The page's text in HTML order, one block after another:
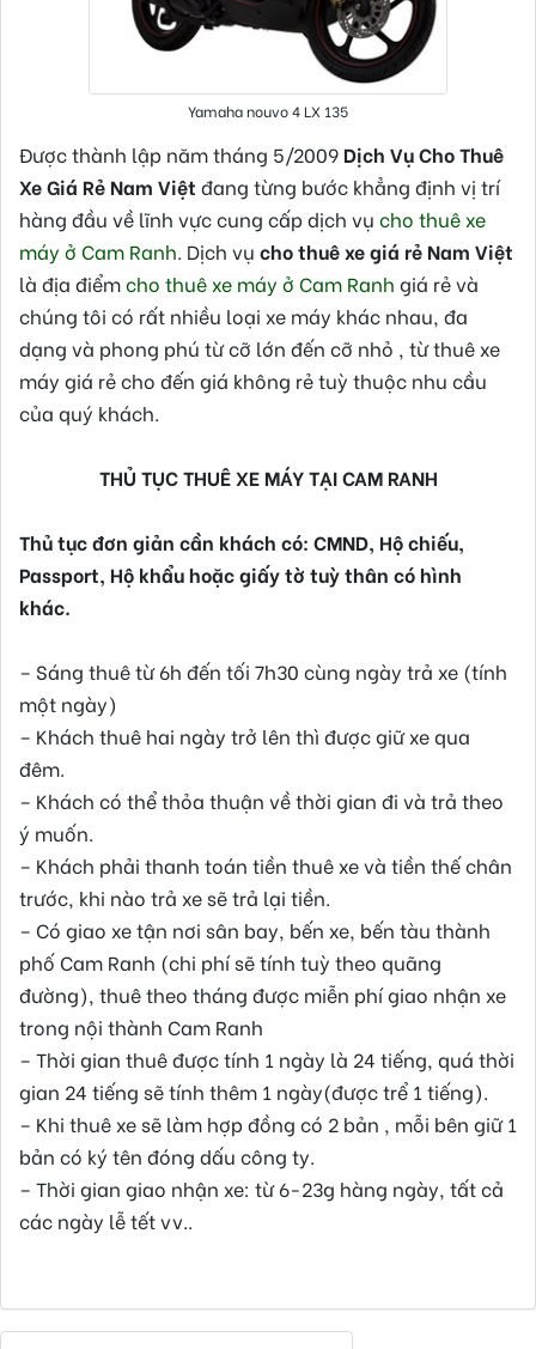
Yamaha nouvo 4 LX 135
Được thành lập năm tháng 5/2009 Dịch Vụ Cho Thuê
Xe Giá Rẻ Nam Việt đang từng bước khẳng định vị trí
hàng đầu về lĩnh vực cung cấp dịch vụ cho thuê xe
máy ở Cam Ranh. Dịch vụ cho thuê xe giá rẻ Nam Việt
là địa điểmcho thuê xe máy ở Cam Ranh giá rẻ và
chúng tôi có rất nhiều loại xe máy khác nhau, đa
dạng và phong phú từ cỡ lớn đến cỡ nhỏ , từ thuê xe
máy giá rẻ cho đến giá không rẻ tuỳ thuộc nhu cầu
của quý khách.
THỦ TỤC THUÊ XE MÁY TẠI CAM RANH
Thủ tục đơn giản cần khách có: CMND, Hộ chiếu,
Passport, Hộ khẩu hoặc giấy tờ tuỳ thân có hình
khác.
– Sáng thuê từ 6h đến tối 7h30 cùng ngày trả xe (tính
một ngày)
– Khách thuê hai ngày trở lên thì được giữ xe qua
đêm.
– Khách có thể thỏa thuận về thời gian đi và trả theo
ý muốn.
– Khách phải thanh toán tiền thuê xe và tiền thế chân
trước, khi nào trả xe sẽ trả lại tiền.
– Có giao xe tận nơi sân bay, bến xe, bến tàu thành
phố Cam Ranh (chi phí sẽ tính tuỳ theo quãng
đường), thuê theo tháng được miễn phí giao nhận xe
trong nội thành Cam Ranh
– Thời gian thuê được tính 1 ngày là 24 tiếng, quá thời
gian 24 tiếng sẽ tính thêm 1 ngày(được trể 1 tiếng).
– Khi thuê xe sẽ làm hợp đồng có 2 bản , mỗi bên giữ 1
bản có ký tên đóng dấu công ty.
– Thời gian giao nhận xe: từ 6-23g hàng ngày, tất cả
các ngày lễ tết vv..